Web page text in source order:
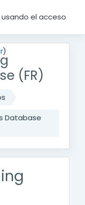
el acceso
)
(FR)
Database